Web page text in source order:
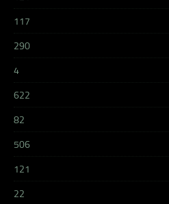
117
290
4
622
82
506
121
22